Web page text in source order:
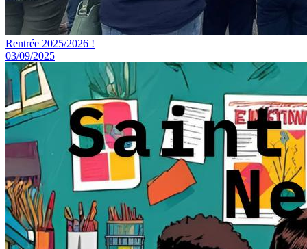
Rentrée 2025/2026 !
03/09/2025